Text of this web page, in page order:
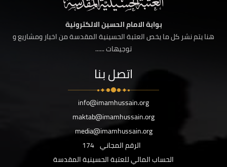
بوابة الامام الحسين الالكترونية
هنا يتم نشر كل ما يخص العتبة الحسينية المقدسة من اخبار ومشاريع و
توجيهات ......
اتصل بنا
info@imamhussain.org
maktab@imamhussain.org
media@imamhussain.org
الرقم المجاني 174
الحساب المالي للعتبة الحسينية المقدسة